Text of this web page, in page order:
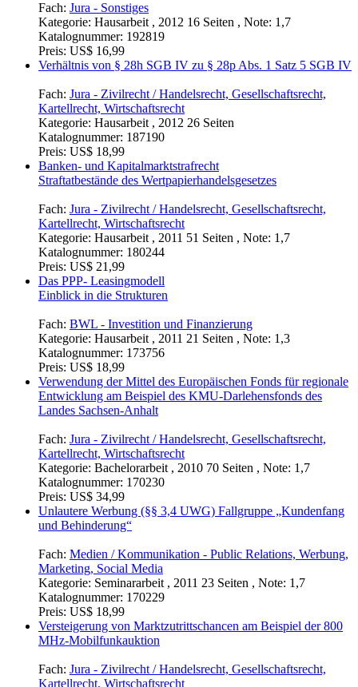
Fach: Jura - Sonstiges
Kategorie: Hausarbeit , 2012 16 Seiten , Note: 1,7
Katalognummer: 192819
Preis: US$ 16,99
Verhältnis von § 28h SGB IV zu § 28p Abs. 1 Satz 5 SGB IV
Fach: Jura - Zivilrecht / Handelsrecht, Gesellschaftsrecht,
Kartellrecht, Wirtschaftsrecht
Kategorie: Hausarbeit , 2012 26 Seiten
Katalognummer: 187190
Preis: US$ 18,99
Banken- und Kapitalmarktstrafrecht
Straftatbestände des Wertpapierhandelsgesetzes
Fach: Jura - Zivilrecht / Handelsrecht, Gesellschaftsrecht,
Kartellrecht, Wirtschaftsrecht
Kategorie: Hausarbeit , 2011 51 Seiten , Note: 1,7
Katalognummer: 180244
Preis: US$ 21,99
Das PPP- Leasingmodell
Einblick in die Strukturen
Fach: BWL - Investition und Finanzierung
Kategorie: Hausarbeit , 2011 21 Seiten , Note: 1,3
Katalognummer: 173756
Preis: US$ 18,99
Verwendung der Mittel des Europäischen Fonds für regionale
Entwicklung am Beispiel des KMU-Darlehensfonds des
Landes Sachsen-Anhalt
Fach: Jura - Zivilrecht / Handelsrecht, Gesellschaftsrecht,
Kartellrecht, Wirtschaftsrecht
Kategorie: Bachelorarbeit , 2010 70 Seiten , Note: 1,7
Katalognummer: 170230
Preis: US$ 34,99
Unlautere Werbung (§§ 3,4 UWG) Fallgruppe „Kundenfang
und Behinderung“
Fach: Medien / Kommunikation - Public Relations, Werbung,
Marketing, Social Media
Kategorie: Seminararbeit , 2011 23 Seiten , Note: 1,7
Katalognummer: 170229
Preis: US$ 18,99
Versteigerung von Marktzutrittschancen am Beispiel der 800
MHz-Mobilfunkauktion
Fach: Jura - Zivilrecht / Handelsrecht, Gesellschaftsrecht,
Kartellrecht, Wirtschaftsrecht